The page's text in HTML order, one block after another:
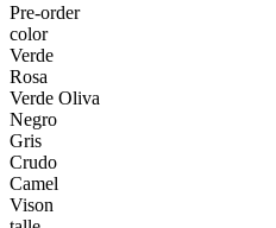
Pre-order
color
Verde
Rosa
Verde Oliva
Negro
Gris
Crudo
Camel
Vison